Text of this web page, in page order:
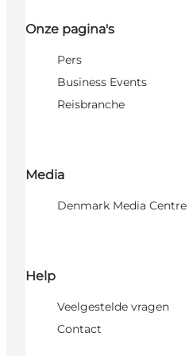
Onze pagina's
Pers
Business Events
Reisbranche
Media
Denmark Media Centre
Help
Veelgestelde vragen
Contact